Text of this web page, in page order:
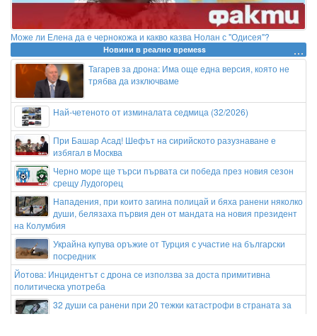
Може ли Елена да е чернокожа и какво казва Нолан с "Одисея"?
Новини в реално времеss
Тагарев за дрона: Има още една версия, която не
трябва да изключваме
Най-четеното от изминалата седмица (32/2026)
При Башар Асад! Шефът на сирийското разузнаване е
избягал в Москва
Черно море ще търси първата си победа през новия сезон
срещу Лудогорец
Нападения, при които загина полицай и бяха ранени няколко
души, белязаха първия ден от мандата на новия президент
на Колумбия
Украйна купува оръжие от Турция с участие на български
посредник
Йотова: Инцидентът с дрона се използва за доста примитивна
политическа употреба
32 души са ранени при 20 тежки катастрофи в страната за